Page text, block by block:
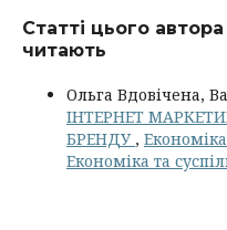
Статті цього
читають
Ольга Вдовічена,
ІНТЕРНЕТ
БРЕНДУ ,
Економіка та